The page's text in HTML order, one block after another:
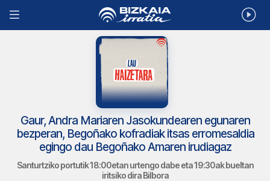
Gaur, Andra Mariaren Jasokundearen egunaren
bezperan, Begoñako kofradiak itsas erromesaldia
egingo dau Begoñako Amaren irudiagaz
Santurtziko portutik 18:00etan urtengo dabe eta 19:30ak bueltan
iritsiko dira Bilbora